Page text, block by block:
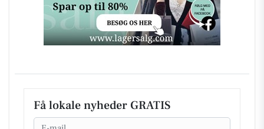
Få lokale nyheder GRATIS
Email